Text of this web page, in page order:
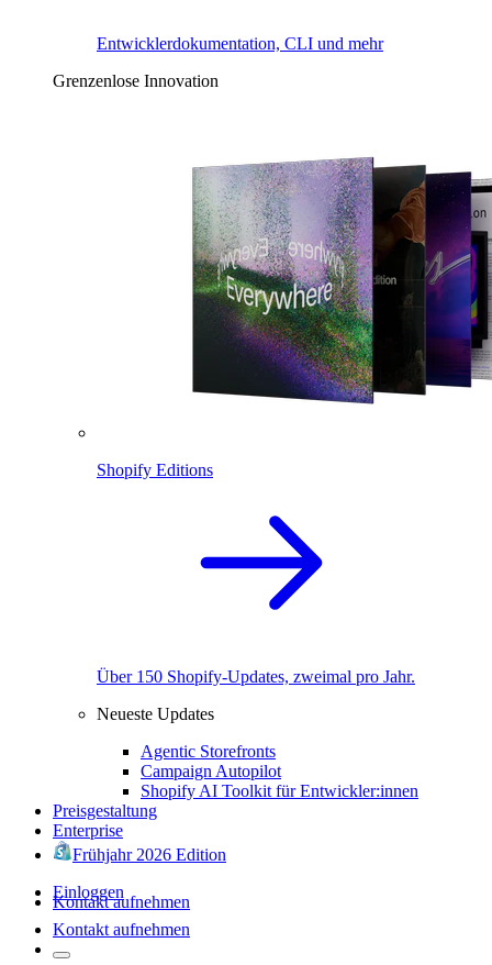
Entwicklerdokumentation, CLI und mehr
Grenzenlose Innovation
Shopify Editions
Über 150 Shopify-Updates, zweimal pro Jahr.
Neueste Updates
Agentic Storefronts
Campaign Autopilot
Shopify AI Toolkit für Entwickler:innen
Preisgestaltung
Enterprise
Frühjahr 2026 Edition
Einloggen
Kontakt aufnehmen
Kontakt aufnehmen